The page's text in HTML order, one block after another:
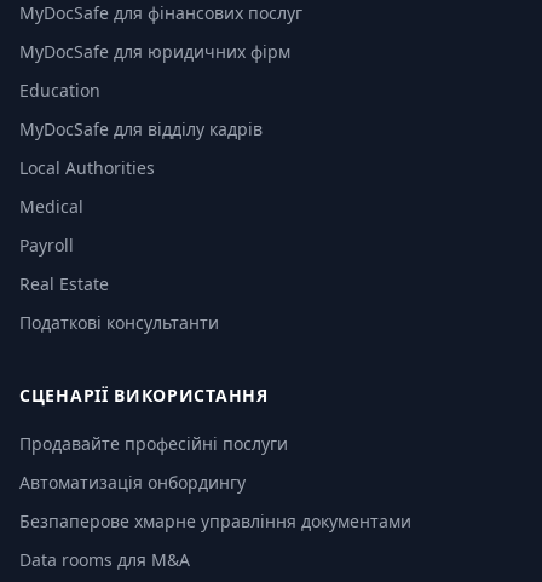
MyDocSafe для фінансових послуг
MyDocSafe для юридичних фірм
Education
MyDocSafe для відділу кадрів
Local Authorities
Medical
Payroll
Real Estate
Податкові консультанти
СЦЕНАРІЇ ВИКОРИСТАННЯ
Продавайте професійні послуги
Автоматизація онбордингу
Безпаперове хмарне управління документами
Data rooms для M&A